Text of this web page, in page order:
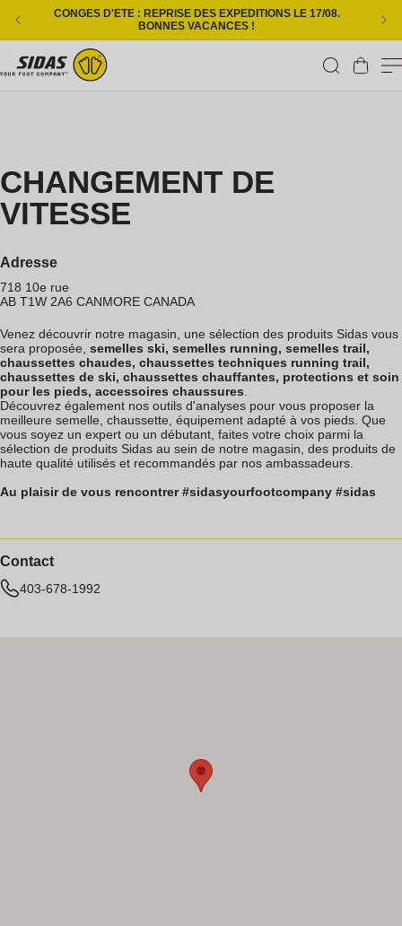
Ignorer et passer au contenu
CONGES D'ETE : REPRISE DES EXPEDITIONS LE 17/08.
BONNES VACANCES !
Panier
CHANGEMENT DE
VITESSE
Adresse
718 10e rue
AB T1W 2A6 CANMORE CANADA
Venez découvrir notre magasin, une sélection des produits Sidas vous
sera proposée, semelles ski, semelles running, semelles trail,
chaussettes chaudes, chaussettes techniques running trail,
chaussettes de ski, chaussettes chauffantes, protections et soin
pour les pieds, accessoires chaussures.
Découvrez également nos outils d'analyses pour vous proposer la
meilleure semelle, chaussette, équipement adapté à vos pieds. Que
vous soyez un expert ou un débutant, faites votre choix parmi la
sélection de produits Sidas au sein de notre magasin, des produits de
haute qualité utilisés et recommandés par nos ambassadeurs.
Au plaisir de vous rencontrer #sidasyourfootcompany #sidas
Contact
403-678-1992